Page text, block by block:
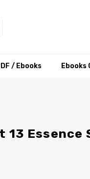
/ Ebooks Ebooks
13 Essence